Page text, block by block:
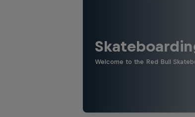
Welcome to the Red Bull